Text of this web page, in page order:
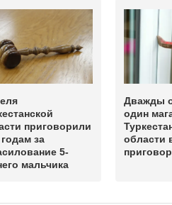
приговорили
годам за
5-
мальчика
Дважды
один
области